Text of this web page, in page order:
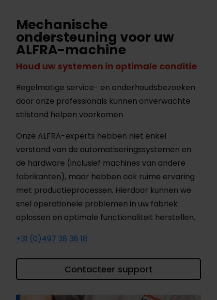
Mechanische
ondersteuning voor uw
ALFRA-machine
Houd uw systemen in optimale conditie
Regelmatige service- en onderhoudsbezoeken
door onze professionals kunnen onverwachte
stilstand helpen voorkomen
Onze ALFRA-experts hebben niet enkel
verstand van de automatiseringssystemen en
de hardware (inclusief machines van andere
fabrikanten), maar hebben ook ruime ervaring
met productieprocessen. Hierdoor kunnen we
snel operationele problemen in uw fabriek
oplossen en optimale functionaliteit herstellen.
+31 (0)497 38 38 18
Contacteer support